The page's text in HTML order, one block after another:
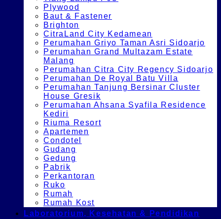
Plywood
Baut & Fastener
Brighton
CitraLand City Kedamean
Perumahan Griyo Taman Asri Sidoarjo
Perumahan Grand Multazam Estate
Malang
Perumahan Citra City Regency Sidoarjo
Perumahan De Royal Batu Villa
Perumahan Tanjung Bersinar Cluster
House Gresik
Perumahan Ahsana Syafila Residence
Kediri
Riuma Resort
Apartemen
Condotel
Gudang
Gedung
Pabrik
Perkantoran
Ruko
Rumah
Rumah Kost
Laboratorium, Kesehatan & Pendidikan